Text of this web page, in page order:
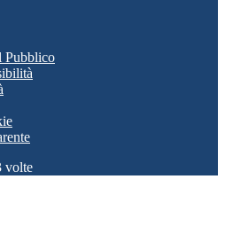
Pubblico
volte